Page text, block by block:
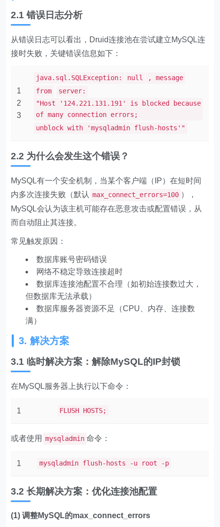
2.1 错误日志分析
从错误日志可以看出，Druid连接池在尝试建立MySQL连
接时失败，关键错误信息如下：
1
2
3
java.sql.SQLException: null
, message
from
server:
"Host '124.221.131.191' is blocked because
of many connection errors;
unblock with 'mysqladmin flush-hosts'"
2.2 为什么会发生这个错误？
MySQL有一个安全机制，当某个客户端（IP）在短时间
内多次连接失败（默认 max_connect_errors=100 ），
MySQL会认为该主机可能存在恶意攻击或配置错误，从
而自动阻止其连接。
常见触发原因：
数据库账号密码错误
网络不稳定导致连接超时
数据库连接池配置不合理（如初始连接数过大，
但数据库无法承载）
数据库服务器资源不足（CPU、内存、连接数
满）
3. 解决方案
3.1 临时解决方案：解除MySQL的IP封锁
在MySQL服务器上执行以下命令：
1 FLUSH HOSTS;
或者使用 mysqladmin 命令：
1 mysqladmin flush-hosts -u root -p
3.2 长期解决方案：优化连接池配置
(1) 调整MySQL的max_connect_errors